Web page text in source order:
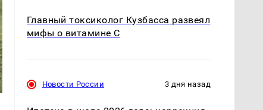
Главный токсиколог Кузбасса развеял
мифы о витамине С
Новости России 3 дня назад